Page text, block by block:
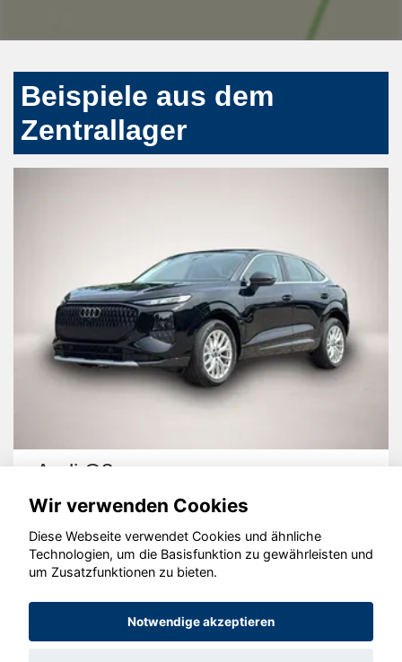
Beispiele aus dem
Zentrallager
Audi Q3
© konjunkturmotor.de GmbH 2020 - 2026
Wir verwenden Cookies
Diese Webseite verwendet Cookies und ähnliche
Technologien, um die Basisfunktion zu gewährleisten und
um Zusatzfunktionen zu bieten.
Notwendige akzeptieren